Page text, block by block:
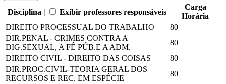
Disciplina | Exibir professores responsáveis
Carga
Horária
DIREITO PROCESSUAL DO TRABALHO
80
DIR.PENAL - CRIMES CONTRA A
DIG.SEXUAL, A FÉ PÚB.E A ADM.
80
DIREITO CIVIL - DIREITO DAS COISAS
80
DIR.PROC.CIVIL-TEORIA GERAL DOS
RECURSOS E REC. EM ESPÉCIE
80